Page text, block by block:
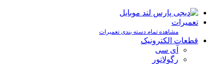
تعمیرات
مشاهده تمام دسته بندی تعمیرات
قطعات الکترونیک
آی سی
رگولاتور